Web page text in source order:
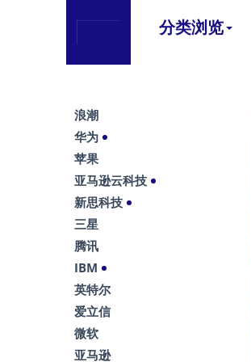
分类浏览
浪潮
华为
苹果
亚马逊云科技
新思科技
三星
腾讯
IBM
英特尔
爱立信
微软
亚马逊